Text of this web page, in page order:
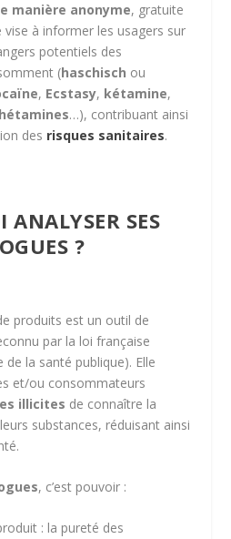
manière anonyme, gratuite
vise à informer les usagers sur
potentiels des
(haschisch ou
, Ecstasy, kétamine,
…), contribuant ainsi
des risques sanitaires.
ANALYSER SES
?
produits est un outil de
par la loi française
la santé publique). Elle
et/ou consommateurs
illicites de connaître la
substances, réduisant ainsi
, c’est pouvoir :
: la pureté des